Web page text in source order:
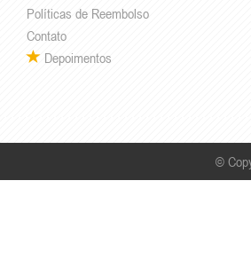
Políticas de Reembolso
Contato
Depoimentos
©